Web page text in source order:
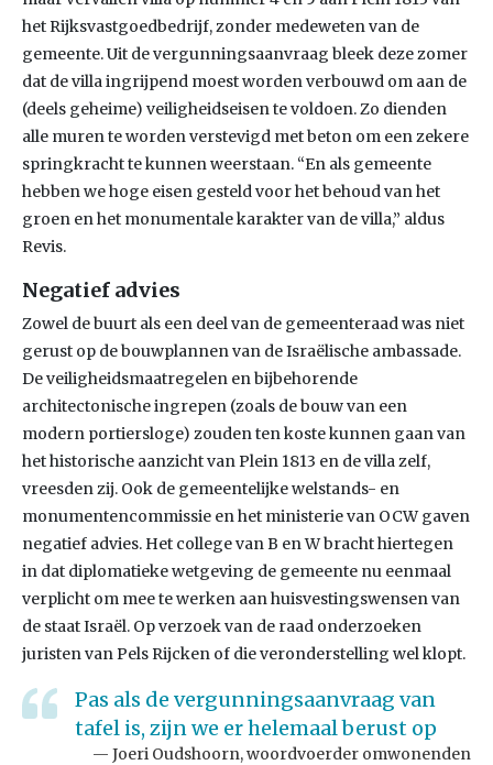
het Rijksvastgoedbedrijf, zonder medeweten van de
gemeente. Uit de vergunningsaanvraag bleek deze zomer
dat de villa ingrijpend moest worden verbouwd om aan de
(deels geheime) veiligheidseisen te voldoen. Zo dienden
alle muren te worden verstevigd met beton om een zekere
springkracht te kunnen weerstaan. “En als gemeente
hebben we hoge eisen gesteld voor het behoud van het
groen en het monumentale karakter van de villa,” aldus
Revis.
Negatief advies
Zowel de buurt als een deel van de gemeenteraad was niet
gerust op de bouwplannen van de Israëlische ambassade.
De veiligheidsmaatregelen en bijbehorende
architectonische ingrepen (zoals de bouw van een
modern portiersloge) zouden ten koste kunnen gaan van
het historische aanzicht van Plein 1813 en de villa zelf,
vreesden zij. Ook de gemeentelijke welstands- en
monumentencommissie en het ministerie van OCW gaven
negatief advies. Het college van B en W bracht hiertegen
in dat diplomatieke wetgeving de gemeente nu eenmaal
verplicht om mee te werken aan huisvestingswensen van
de staat Israël. Op verzoek van de raad onderzoeken
juristen van Pels Rijcken of die veronderstelling wel klopt.
Pas als de vergunningsaanvraag van
tafel is, zijn we er helemaal berust op
Joeri Oudshoorn, woordvoerder omwonenden